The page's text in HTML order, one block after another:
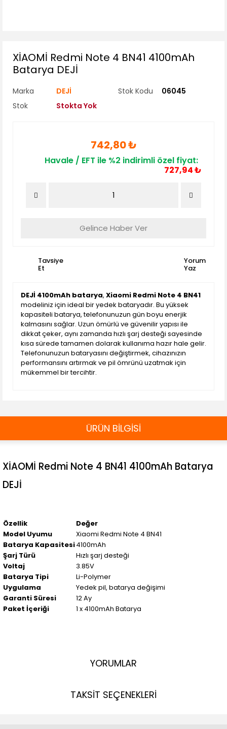
XİAOMİ Redmi Note 4 BN41 4100mAh
Batarya DEJİ
Marka DEJİ Stok Kodu
06045
Stok
Stokta Yok
742,80 ₺
Havale / EFT ile %2 indirimli özel fiyat:
727,94 ₺
Gelince Haber Ver
Tavsiye
Et
Yorum
Yaz
DEJİ 4100mAh batarya, Xiaomi Redmi Note 4 BN41
modeliniz için ideal bir yedek bataryadır. Bu yüksek
kapasiteli batarya, telefonunuzun gün boyu enerjik
kalmasını sağlar. Uzun ömürlü ve güvenilir yapısı ile
dikkat çeker, aynı zamanda hızlı şarj desteği sayesinde
kısa sürede tamamen dolarak kullanıma hazır hale gelir.
Telefonunuzun bataryasını değiştirmek, cihazınızın
performansını artırmak ve pil ömrünü uzatmak için
mükemmel bir tercihtir.
ÜRÜN BİLGİSİ
XİAOMİ Redmi Note 4 BN41 4100mAh Batarya
DEJİ
Özellik
Değer
Model Uyumu
Xiaomi Redmi Note 4 BN41
Batarya Kapasitesi4100mAh
Şarj Türü
Hızlı şarj desteği
Voltaj
3.85V
Batarya Tipi
Li-Polymer
Uygulama
Yedek pil, batarya değişimi
Garanti Süresi
12 Ay
Paket İçeriği
1 x 4100mAh Batarya
YORUMLAR
TAKSİT SEÇENEKLERİ